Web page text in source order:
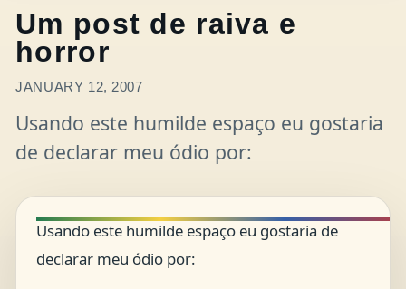
Um post de raiva e
horror
JANUARY 12, 2007
Usando este humilde espaço eu gostaria
de declarar meu ódio por:
Usando este humilde espaço eu gostaria de
declarar meu ódio por: